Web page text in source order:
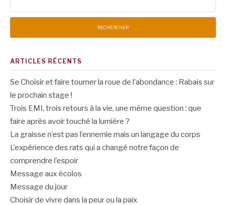
ARTICLES RÉCENTS
Se Choisir et faire tourner la roue de l’abondance : Rabais sur
le prochain stage !
Trois EMI, trois retours à la vie, une même question : que
faire après avoir touché la lumière ?
La graisse n’est pas l’ennemie mais un langage du corps
L’expérience des rats qui a changé notre façon de
comprendre l’espoir
Message aux écolos
Message du jour
Choisir de vivre dans la peur ou la paix